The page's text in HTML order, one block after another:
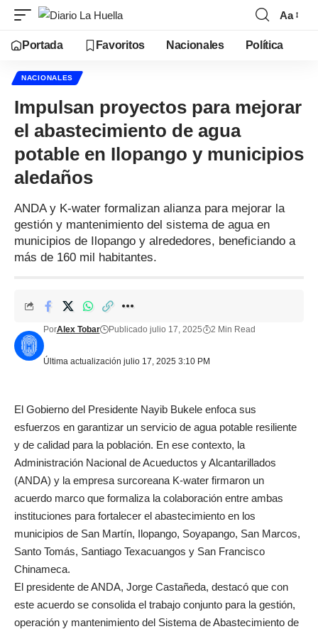
Aa
Portada Favoritos Nacionales Política
NACIONALES
Impulsan proyectos para mejorar
el abastecimiento de agua
potable en Ilopango y municipios
aledaños
ANDA y K-water formalizan alianza para mejorar la
gestión y mantenimiento del sistema de agua en
municipios de Ilopango y alrededores, beneficiando a
más de 160 mil habitantes.
Última actualización julio 17, 2025 3:10 PM
PorAlex Tobar Publicado julio 17, 2025 2 Min Read
El Gobierno del Presidente Nayib Bukele enfoca sus
esfuerzos en garantizar un servicio de agua potable resiliente
y de calidad para la población. En ese contexto, la
Administración Nacional de Acueductos y Alcantarillados
(ANDA) y la empresa surcoreana K-water firmaron un
acuerdo marco que formaliza la colaboración entre ambas
instituciones para fortalecer el abastecimiento en los
municipios de San Martín, Ilopango, Soyapango, San Marcos,
Santo Tomás, Santiago Texacuangos y San Francisco
Chinameca.
El presidente de ANDA, Jorge Castañeda, destacó que con
este acuerdo se consolida el trabajo conjunto para la gestión,
operación y mantenimiento del Sistema de Abastecimiento de